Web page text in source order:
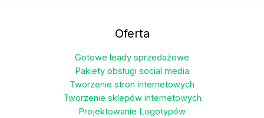
Opcje
wybrać
na
stronie
produktu
Oferta
Gotowe leady sprzedażowe
Pakiety obsługi social media
Tworzenie stron internetowych
Tworzenie sklepów internetowych
Projektowanie Logotypów